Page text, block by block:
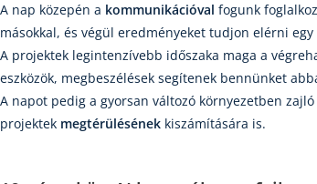
A nap közepén a kommunikációval fogunk
másokkal, és végül eredményeket tudjon elérni
A projektek legintenzívebb időszaka maga a
eszközök, megbeszélések segítenek bennünket
A napot pedig a gyorsan változó környezetben
projektek megtérülésének kiszámítására is.